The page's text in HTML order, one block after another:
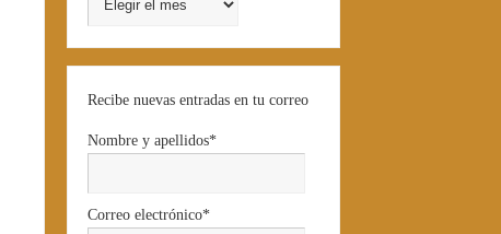
Recibe nuevas entradas en tu correo
Nombre y apellidos*
Correo electrónico*